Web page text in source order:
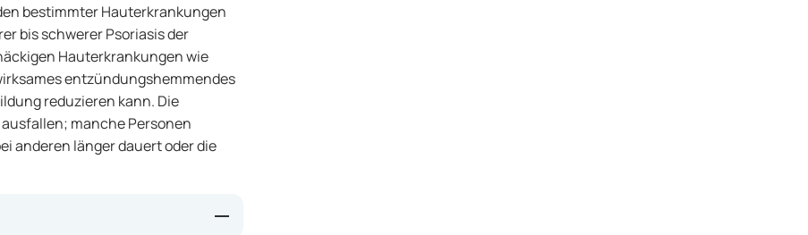
bestimmter Hauterkrankungen
bis schwerer Psoriasis der
Hauterkrankungen wie
entzündungshemmendes
reduzieren kann. Die
manche Personen
anderen länger dauert oder die